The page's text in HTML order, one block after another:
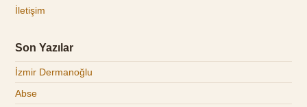
İletişim
Son Yazılar
İzmir Dermanoğlu
Abse